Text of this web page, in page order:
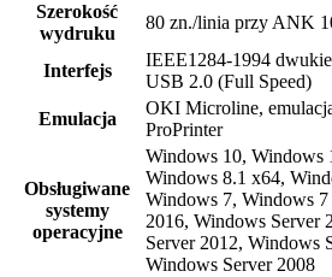
Szerokość
wydruku
80 zn./linia przy ANK
Interfejs
IEEE1284-1994
USB 2.0 (Full Speed)
Emulacja
OKI Microline,
ProPrinter
Obsługiwane
systemy
operacyjne
Windows 10, Windows
Windows 8.1 x64,
Windows 7, Windows
2016, Windows Server
Server 2012, Windows
Windows Server 2008